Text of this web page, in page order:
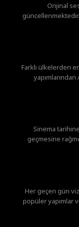
Orijinal
Farklı ülkelerden
Sinema
geçmesine
Her geçen gün
popüler yapımlar